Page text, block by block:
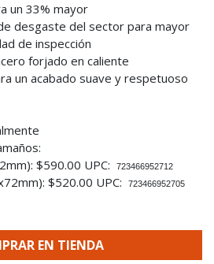
un 33% mayor
desgaste del sector para mayor
de inspección
forjado en caliente
un acabado suave y respetuoso
$590.00 UPC:
723466952712
$520.00 UPC: 723466952705
EN TIENDA